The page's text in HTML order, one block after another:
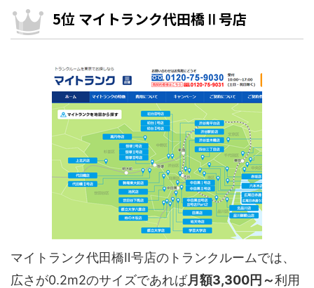
5位 マイトランク代田橋Ⅱ号店
マイトランク代田橋Ⅱ号店のトランクルームでは、
広さが0.2m2のサイズであれば月額3,300円～利用